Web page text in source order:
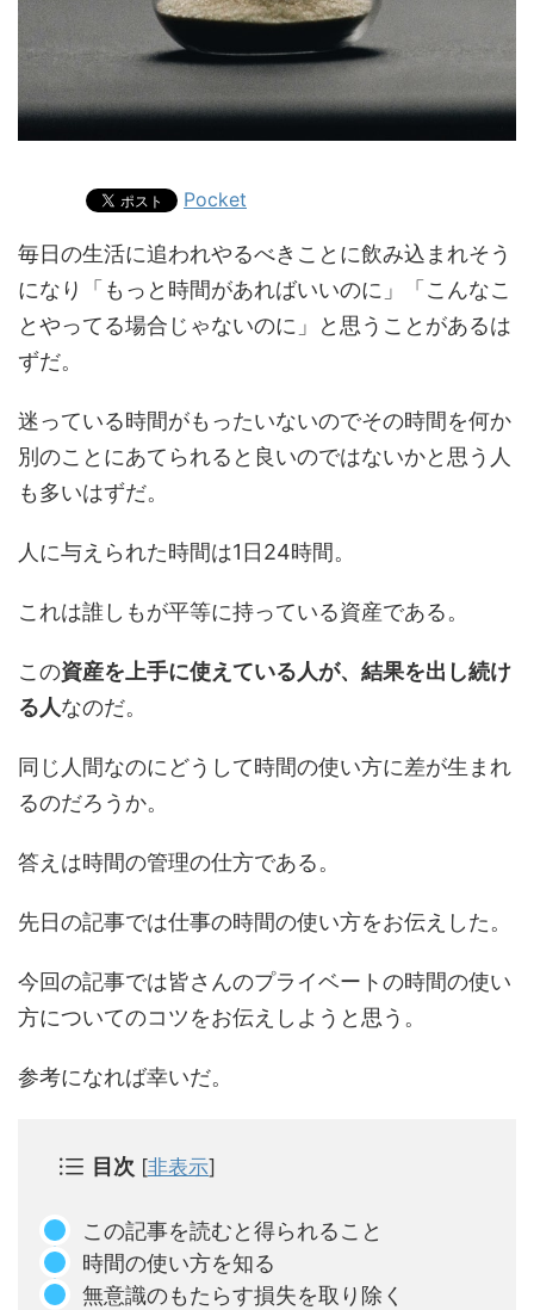
Pocket
毎日の生活に追われやるべきことに飲み込まれそう
になり「もっと時間があればいいのに」「こんなこ
とやってる場合じゃないのに」と思うことがあるは
ずだ。
迷っている時間がもったいないのでその時間を何か
別のことにあてられると良いのではないかと思う人
も多いはずだ。
人に与えられた時間は1日24時間。
これは誰しもが平等に持っている資産である。
この資産を上手に使えている人が、結果を出し続け
る人なのだ。
同じ人間なのにどうして時間の使い方に差が生まれ
るのだろうか。
答えは時間の管理の仕方である。
先日の記事では仕事の時間の使い方をお伝えした。
今回の記事では皆さんのプライベートの時間の使い
方についてのコツをお伝えしようと思う。
参考になれば幸いだ。
目次 [非表示]
この記事を読むと得られること
時間の使い方を知る
無意識のもたらす損失を取り除く